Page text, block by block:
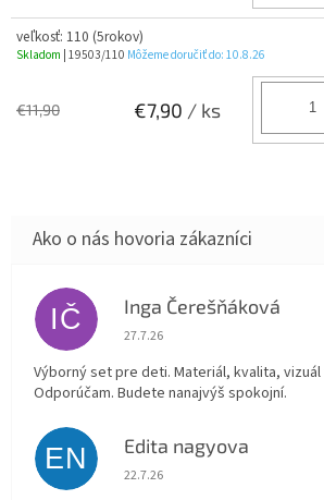
veľkosť: 110 (5rokov)
Skladom | 19503/110 Môžeme doručiť do: 10.8.26
€11,90 €7,90 / ks
IČ Inga Čerešňáková
Hodnotenie obchodu je 5 z 5
27.7.26
Výborný set pre deti. Materiál, kvalita,
Odporúčam. Budete nanajvýš spokojní.
EN Edita nagyova
Hodnotenie obchodu je 5 z 5
22.7.26